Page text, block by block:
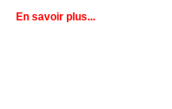
En savoir plus...